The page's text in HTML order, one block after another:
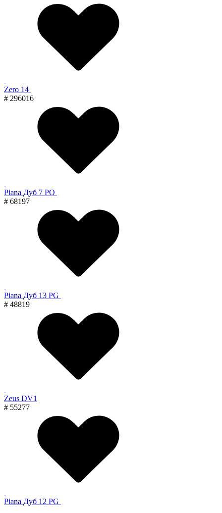
Zero 14
# 296016
Piana Дуб 7 PO
# 68197
Piana Дуб 13 PG
# 48819
Zeus DV1
# 55277
Piana Дуб 12 PG